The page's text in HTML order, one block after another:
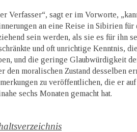
Verfasser“, sagt er im Vorworte,
an eine Reise in Sibirien für
sein werden, als sie es für ihn
und oft unrichtige Kenntnis,
und die geringe Glaubwürdigkeit
den moralischen Zustand desselben
zu veröffentlichen, die er
sechs Monaten gemacht hat.